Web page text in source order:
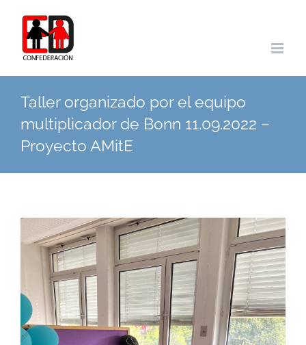
content
Taller organizado por el equipo
multiplicador de Bonn 11.09.2022 –
Proyecto AMitE
View
Larger
Image